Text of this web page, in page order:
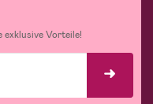
Vorteile!